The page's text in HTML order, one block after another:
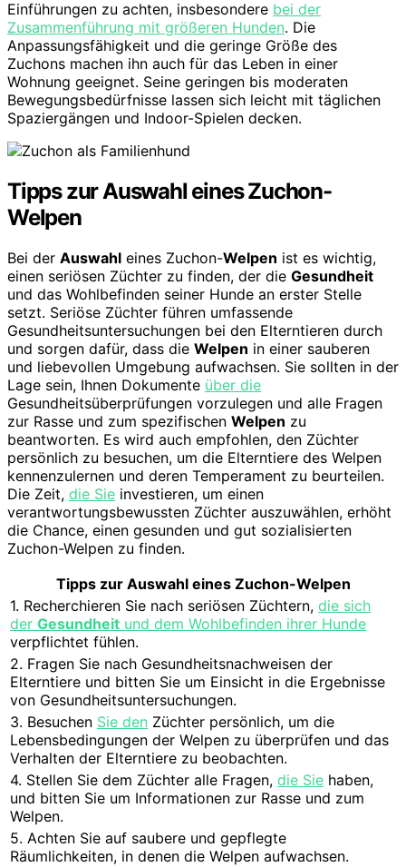
Einführungen zu achten, insbesondere bei der
Zusammenführung mit größeren Hunden. Die
Anpassungsfähigkeit und die geringe Größe des
Zuchons machen ihn auch für das Leben in einer
Wohnung geeignet. Seine geringen bis moderaten
Bewegungsbedürfnisse lassen sich leicht mit täglichen
Spaziergängen und Indoor-Spielen decken.
Tipps zur Auswahl eines Zuchon-
Welpen
Bei der Auswahl eines Zuchon-Welpen ist es wichtig,
einen seriösen Züchter zu finden, der die Gesundheit
und das Wohlbefinden seiner Hunde an erster Stelle
setzt. Seriöse Züchter führen umfassende
Gesundheitsuntersuchungen bei den Elterntieren durch
und sorgen dafür, dass die Welpen in einer sauberen
und liebevollen Umgebung aufwachsen. Sie sollten in der
Lage sein, Ihnen Dokumente über die
Gesundheitsüberprüfungen vorzulegen und alle Fragen
zur Rasse und zum spezifischen Welpen zu
beantworten. Es wird auch empfohlen, den Züchter
persönlich zu besuchen, um die Elterntiere des Welpen
kennenzulernen und deren Temperament zu beurteilen.
Die Zeit, die Sie investieren, um einen
verantwortungsbewussten Züchter auszuwählen, erhöht
die Chance, einen gesunden und gut sozialisierten
Zuchon-Welpen zu finden.
Tipps zur Auswahl eines Zuchon-Welpen
1. Recherchieren Sie nach seriösen Züchtern, die sich
der Gesundheit und dem Wohlbefinden ihrer Hunde
verpflichtet fühlen.
2. Fragen Sie nach Gesundheitsnachweisen der
Elterntiere und bitten Sie um Einsicht in die Ergebnisse
von Gesundheitsuntersuchungen.
3. Besuchen Sie den Züchter persönlich, um die
Lebensbedingungen der Welpen zu überprüfen und das
Verhalten der Elterntiere zu beobachten.
4. Stellen Sie dem Züchter alle Fragen, die Sie haben,
und bitten Sie um Informationen zur Rasse und zum
Welpen.
5. Achten Sie auf saubere und gepflegte
Räumlichkeiten, in denen die Welpen aufwachsen.